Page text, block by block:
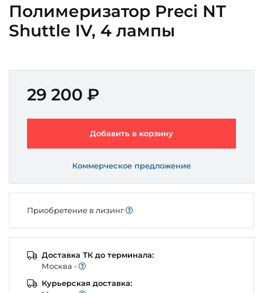
Полимеризатор Preci NT
Shuttle IV, 4 лампы
29 200 ₽
Добавить в корзину
Коммерческое предложение
Приобретение в лизинг
Доставка ТК до терминала:
Моcква -
Курьерская доставка: